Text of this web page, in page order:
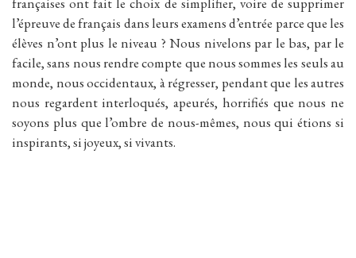
l’épreuve de français dans leurs examens d’entrée parce que les
élèves n’ont plus le niveau ? Nous nivelons par le bas, par le
facile, sans nous rendre compte que nous sommes les seuls au
monde, nous occidentaux, à régresser, pendant que les autres
nous regardent interloqués, apeurés, horrifiés que nous ne
soyons plus que l’ombre de nous-mêmes, nous qui étions si
inspirants, si joyeux, si vivants.